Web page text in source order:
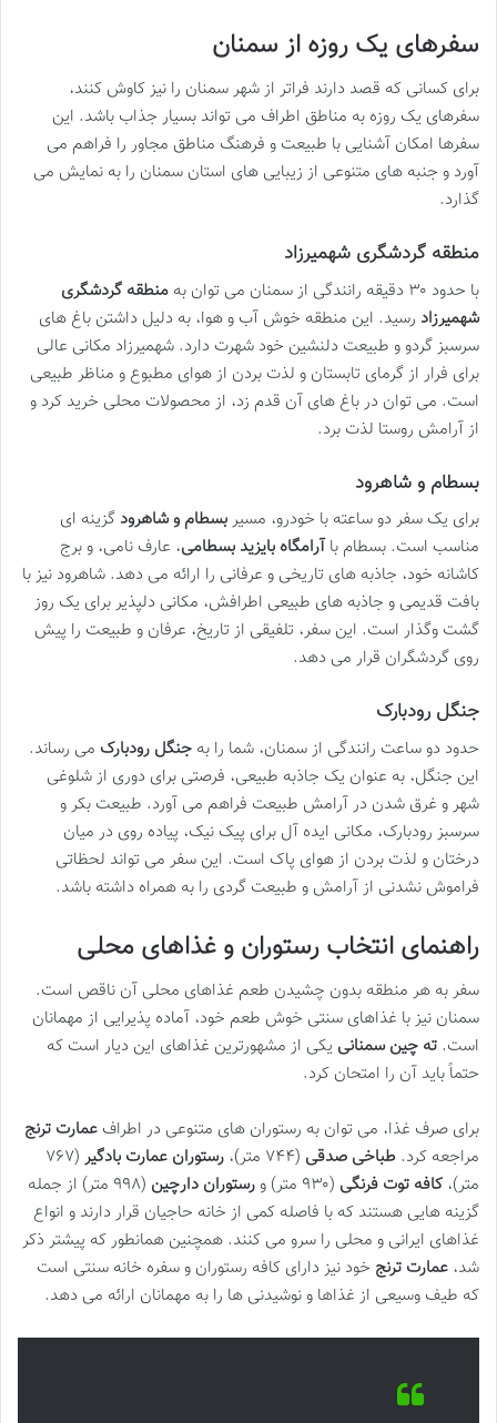
سفرهای یک روزه از سمنان
برای کسانی که قصد دارند فراتر از شهر سمنان را نیز کاوش کنند،
سفرهای یک روزه به مناطق اطراف می تواند بسیار جذاب باشد. این
سفرها امکان آشنایی با طبیعت و فرهنگ مناطق مجاور را فراهم می
آورد و جنبه های متنوعی از زیبایی های استان سمنان را به نمایش می
گذارد.
منطقه گردشگری شهمیرزاد
با حدود ۳۰ دقیقه رانندگی از سمنان می توان به
منطقه گردشگری
شهمیرزاد رسید. این منطقه خوش آب و هوا، به دلیل داشتن باغ های
سرسبز گردو و طبیعت دلنشین خود شهرت دارد. شهمیرزاد مکانی عالی
برای فرار از گرمای تابستان و لذت بردن از هوای مطبوع و مناظر طبیعی
است. می توان در باغ های آن قدم زد، از محصولات محلی خرید کرد و
از آرامش روستا لذت برد.
بسطام و شاهرود
برای یک سفر دو ساعته با خودرو، مسیربسطام و شاهرود گزینه ای
مناسب است. بسطام باآرامگاه بایزید بسطامی، عارف نامی، و برج
کاشانه خود، جاذبه های تاریخی و عرفانی را ارائه می دهد. شاهرود نیز با
بافت قدیمی و جاذبه های طبیعی اطرافش، مکانی دلپذیر برای یک روز
گشت وگذار است. این سفر، تلفیقی از تاریخ، عرفان و طبیعت را پیش
روی گردشگران قرار می دهد.
جنگل رودبارک
حدود دو ساعت رانندگی از سمنان، شما را به جنگل رودبارک می رساند.
این جنگل، به عنوان یک جاذبه طبیعی، فرصتی برای دوری از شلوغی
شهر و غرق شدن در آرامش طبیعت فراهم می آورد. طبیعت بکر و
سرسبز رودبارک، مکانی ایده آل برای پیک نیک، پیاده روی در میان
درختان و لذت بردن از هوای پاک است. این سفر می تواند لحظاتی
فراموش نشدنی از آرامش و طبیعت گردی را به همراه داشته باشد.
راهنمای انتخاب رستوران و غذاهای محلی
سفر به هر منطقه بدون چشیدن طعم غذاهای محلی آن ناقص است.
سمنان نیز با غذاهای سنتی خوش طعم خود، آماده پذیرایی از مهمانان
است. ته چین سمنانی یکی از مشهورترین غذاهای این دیار است که
حتماً باید آن را امتحان کرد.
برای صرف غذا، می توان به رستوران های متنوعی در اطراف عمارت ترنج
مراجعه کرد. طباخی صدقی (۷۴۴ متر)، رستوران عمارت بادگیر (۷۶۷
متر)، کافه توت فرنگی (۹۳۰ متر) و رستوران دارچین
(۹۹۸ متر) از جمله
گزینه هایی هستند که با فاصله کمی از خانه حاجیان قرار دارند و انواع
غذاهای ایرانی و محلی را سرو می کنند. همچنین همانطور که پیشتر ذکر
شد، عمارت ترنج خود نیز دارای کافه رستوران و سفره خانه سنتی است
که طیف وسیعی از غذاها و نوشیدنی ها را به مهمانان ارائه می دهد.